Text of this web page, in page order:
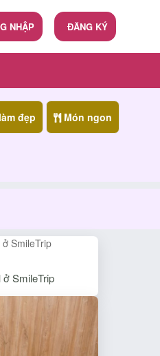
ĐĂNG KÝ
NHẬP
đẹp Món ngon
SmileTrip